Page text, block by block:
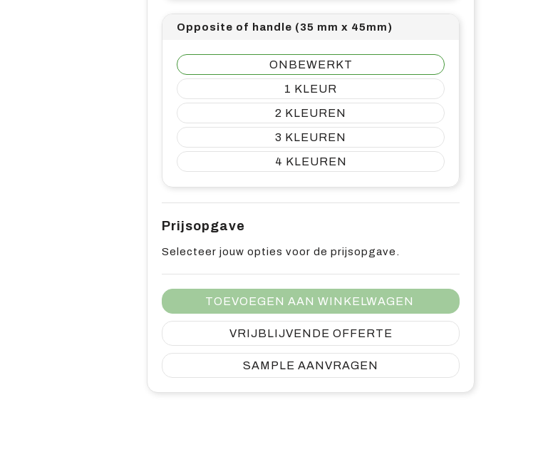
Opposite of handle (35 mm x 45mm)
ONBEWERKT
1
2
3
4
Prijsopgave
Selecteer jouw opties voor de prijsopgave.
TOEVOEGEN AAN WINKELWAGEN
VRIJBLIJVENDE OFFERTE
SAMPLE AANVRAGEN